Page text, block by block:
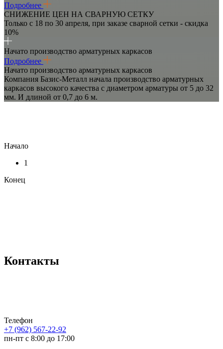
Подробнее
СНИЖЕНИЕ ЦЕН НА СВАРНУЮ СЕТКУ
Только с 18 по 30 апреля, при заказе сварной сетки - скидка
10%
Начато производство арматурных каркасов
Подробнее
Начато производство арматурных каркасов
Компания Базис-Металл начала производство арматурных
каркасов высокого качества с диаметром арматуры от 5 до 32
мм. И длиной от 0,7 до 6 м.
Начало
1
Конец
Контакты
Телефон
+7 (962) 567-22-92
пн-пт с 8:00 до 17:00